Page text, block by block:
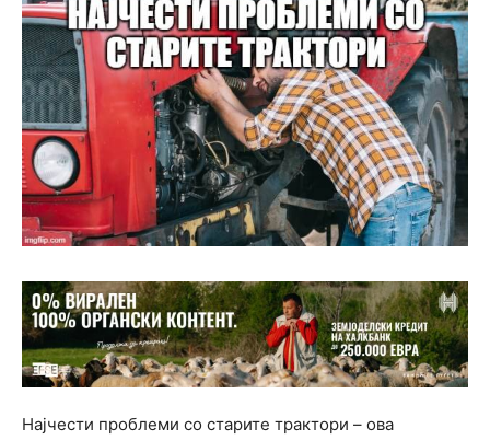
Најчести проблеми со старите трактори – ова